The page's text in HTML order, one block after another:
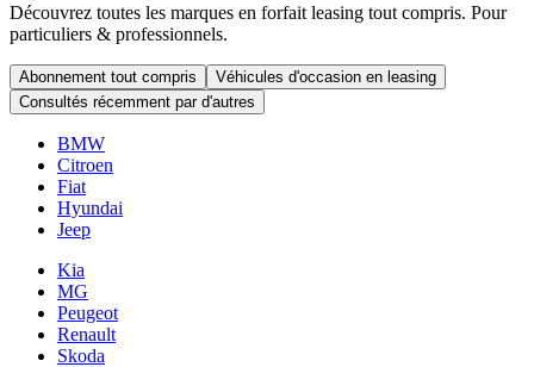
Découvrez toutes les marques en forfait leasing tout compris. Pour
particuliers & professionnels.
Abonnement tout compris
Véhicules d'occasion en leasing
Consultés récemment par d'autres
BMW
Citroen
Fiat
Hyundai
Jeep
Kia
MG
Peugeot
Renault
Skoda